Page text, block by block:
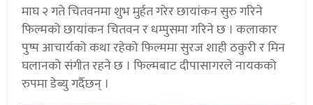
माघ २ गते चितवनमा शुभ मुर्हत गरेर छायांकन सुरु गरिने
फिल्मको छायांकन चितवन र धम्पुसमा गरिने छ । कलाकार
पुष्प आचार्यको कथा रहेको फिल्ममा सुरज शाही ठकुरी र मिन
घलानको संगीत रहने छ । फिल्मबाट दीपासागरले नायकको
रुपमा डेब्यु गर्दैछन् ।